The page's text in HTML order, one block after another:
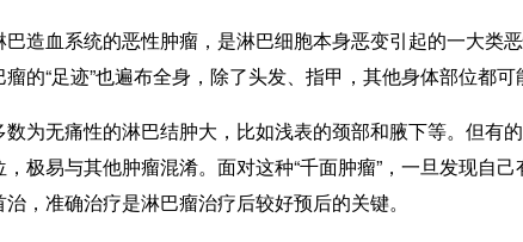
血系统的恶性肿瘤，是淋巴细胞本身恶变引起的一大类恶
的“足迹”也遍布全身，除了头发、指甲，其他身体部位都可
无痛性的淋巴结肿大，比如浅表的颈部和腋下等。但有
极易与其他肿瘤混淆。面对这种“千面肿瘤”，一旦发现自
，准确治疗是淋巴瘤治疗后较好预后的关键。